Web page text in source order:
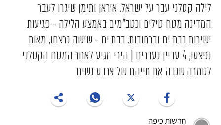
לילה קטלני עבר על ישראל. איראן ותימן שיגרו לעבר
המדינה מטח טילים וכטב"מים באמצע הלילה - פגיעות
ישירות בבת ים וברחובות. בבת ים - שישה נרצחו, מאות
נפצעו, 4 עדיין נעדרים | הירי מגיע לאחר המטח הקטלני
לטמרה שגבה את חייהם של ארבע נשים
חדשות כיפה